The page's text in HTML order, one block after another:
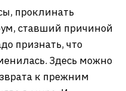
что
батареи и
Говорить что
в новых